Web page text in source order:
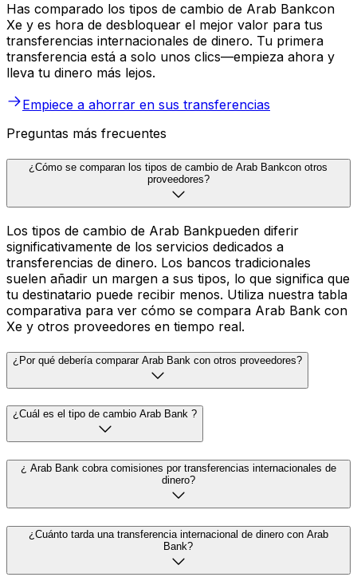
Has comparado los tipos de cambio de Arab Bankcon
Xe y es hora de desbloquear el mejor valor para tus
transferencias internacionales de dinero. Tu primera
transferencia está a solo unos clics—empieza ahora y
lleva tu dinero más lejos.
Empiece a ahorrar en sus transferencias
Preguntas más frecuentes
¿Cómo se comparan los tipos de cambio de Arab Bankcon otros
proveedores?
Los tipos de cambio de Arab Bankpueden diferir
significativamente de los servicios dedicados a
transferencias de dinero. Los bancos tradicionales
suelen añadir un margen a sus tipos, lo que significa que
tu destinatario puede recibir menos. Utiliza nuestra tabla
comparativa para ver cómo se compara Arab Bank con
Xe y otros proveedores en tiempo real.
¿Por qué debería comparar Arab Bank con otros proveedores?
¿Cuál es el tipo de cambio Arab Bank ?
¿ Arab Bank cobra comisiones por transferencias internacionales de
dinero?
¿Cuánto tarda una transferencia internacional de dinero con Arab
Bank?